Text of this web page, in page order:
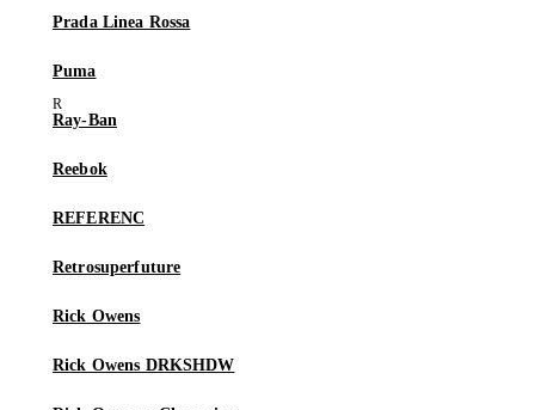
Prada Linea Rossa
Puma
Ray-Ban
Reebok
REFERENC
Retrosuperfuture
Rick Owens
Rick Owens DRKSHDW